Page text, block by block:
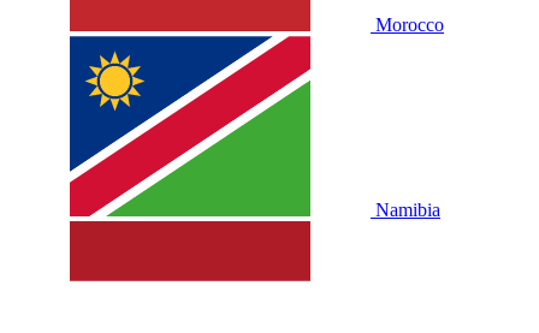
Morocco
Namibia